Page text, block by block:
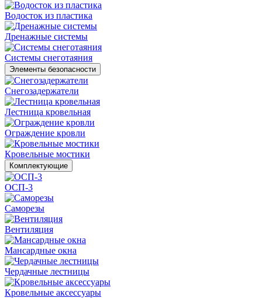
Водосток из пластика
Дренажные системы
Системы снеготаяния
Элементы безопасности
Снегозадержатели
Лестница кровельная
Ограждение кровли
Кровельные мостики
Комплектующие
ОСП-3
Саморезы
Вентиляция
Мансардные окна
Чердачные лестницы
Кровельные аксессуары